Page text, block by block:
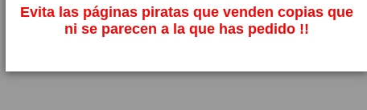
Evita las páginas piratas que venden copias que
ni se parecen a la que has pedido !!